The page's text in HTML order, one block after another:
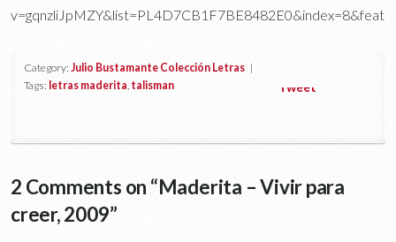
Category:Julio Bustamante Colección Letras |
Tags: letras maderita talisman Tweet
2 Comments on “Maderita – Vivir para
creer, 2009”